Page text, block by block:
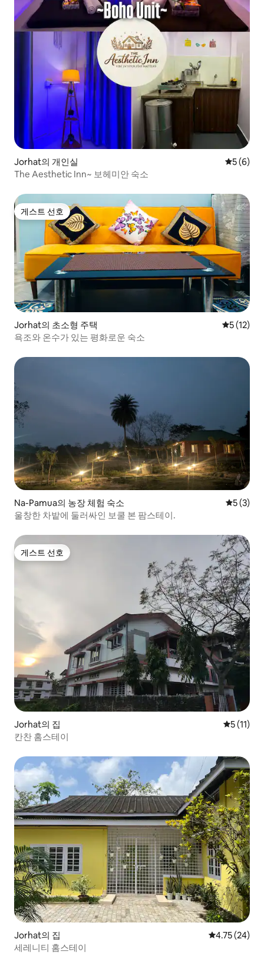
Jorhat의 개인실 평점 5점
5 (6)
The Aesthetic Inn~ 보헤미안 숙소
게스트 선호
게스트 선호
Jorhat의 초소형 주택 평점 5점
5 (12)
욕조와 온수가 있는 평화로운 숙소
Na-Pamua의 농장 체험 숙소 평점 5점
5 (3)
울창한 차밭에 둘러싸인 보쿨 본 팜스테이.
게스트 선호
게스트 선호
Jorhat의 집 평점 5점
5 (11)
칸찬 홈스테이
Jorhat의 집 평점 4.75점
4.75 (24)
세레니티 홈스테이